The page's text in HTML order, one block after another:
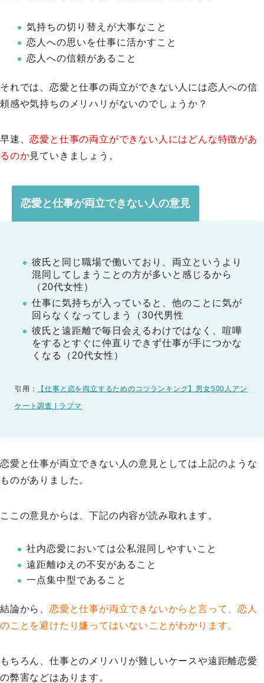
気持ちの切り替えが大事なこと
恋人への思いを仕事に活かすこと
恋人への信頼があること
それでは、恋愛と仕事の両立ができない人には恋人への信
頼感や気持ちのメリハリがないのでしょうか？
早速、恋愛と仕事の両立ができない人にはどんな特徴があ
るのか見ていきましょう。
恋愛と仕事が両立できない人の意見
彼氏と同じ職場で働いており、両立というより
混同してしまうことの方が多いと感じるから
（20代女性）
仕事に気持ちが入っていると、他のことに気が
回らなくなってしまう（30代男性
彼氏と遠距離で毎日会えるわけではなく、喧嘩
をするとすぐに仲直りできず仕事が手につかな
くなる（20代女性）
引用： 【仕事と恋を両立するためのコツランキング】男女500人アン
ケート調査 | ラブマ
恋愛と仕事が両立できない人の意見としては上記のような
ものがありました。
ここの意見からは、下記の内容が読み取れます。
社内恋愛においては公私混同しやすいこと
遠距離ゆえの不安があること
一点集中型であること
結論から、 恋愛と仕事が両立できないからと言って、恋人
のことを避けたり嫌ってはいないことがわかります。
もちろん、仕事とのメリハリが難しいケースや遠距離恋愛
の弊害などはあります。